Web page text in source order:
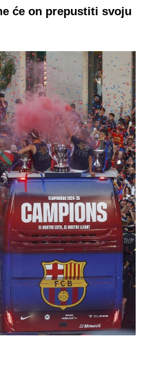
će on prepustiti svoju